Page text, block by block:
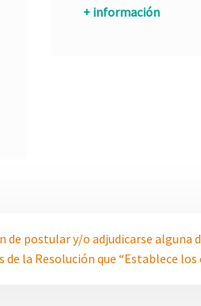
+ información
de postular y/o adjudicarse
la Resolución que “Establece